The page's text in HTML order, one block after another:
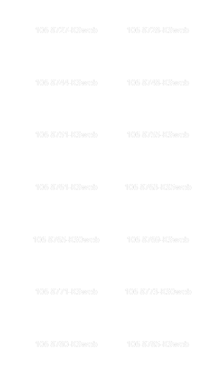
106 8727-KSweb 106 8728-KSweb
106 8744-KSweb 106 8748-KSweb
106 8751-KSweb 106 8755-KSweb
106 8761-KSweb 106 8763-KS5web
106 8765-KS0web 106 8769-KSweb
106 8771-KSweb 106 8773-KS0web
106 8780-KSweb 106 8785-KSweb